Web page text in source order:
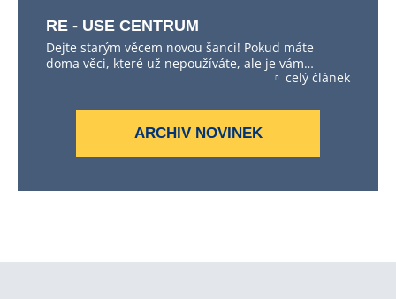
RE - USE CENTRUM
Dejte starým věcem novou šanci! Pokud máte
doma věci, které už nepoužíváte, ale je vám…
celý článek
ARCHIV NOVINEK